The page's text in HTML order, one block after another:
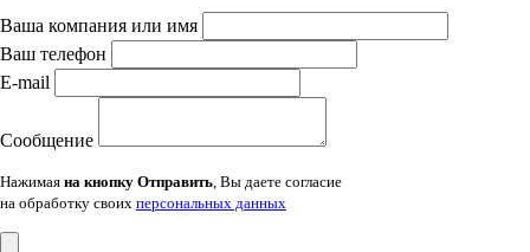
Ваша компания или имя
Ваш телефон
E-mail
Сообщение
Нажимая на кнопку Отправить, Вы даете согласие
на обработку своих персональных данных